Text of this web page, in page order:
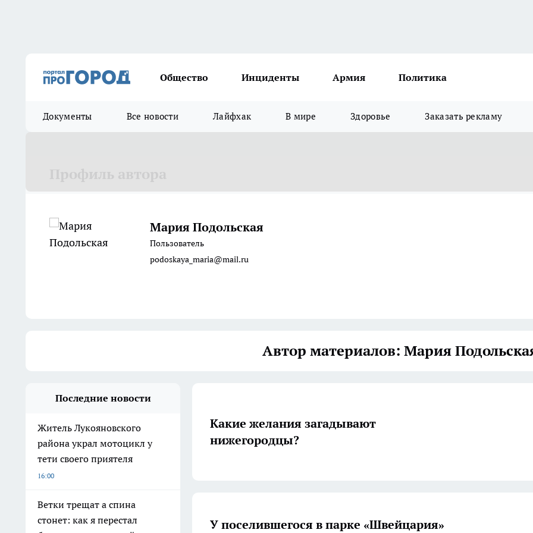
Общество Инциденты Армия Политика
Документы Все новости Лайфхак В мире Здоровье Заказать рекламу
Мария Подольская
Пользователь
podoskaya_maria@mail.ru
Автор материалов: Мария
Последние новости
Житель Лукояновского
района украл мотоцикл у
тети своего приятеля
16:00
Ветки трещат а спина
стонет: как я перестал
Какие желания загадывают
нижегородцы?
У поселившегося в парке «Швейцария»